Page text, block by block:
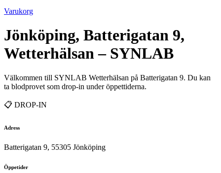
Varukorg
Jönköping, Batterigatan 9,
Wetterhälsan – SYNLAB
Välkommen till SYNLAB Wetterhälsan på Batterigatan 9. Du kan
ta blodprovet som drop-in under öppettiderna.
📋 DROP-IN
Adress
Batterigatan 9, 55305 Jönköping
Öppetider